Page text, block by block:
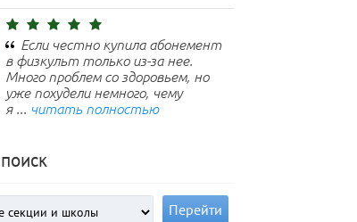
Если честно купила абонемент
в физкульт только из-за нее.
Много проблем со здоровьем, но
уже похудели немного, чему
я ... читать полностью